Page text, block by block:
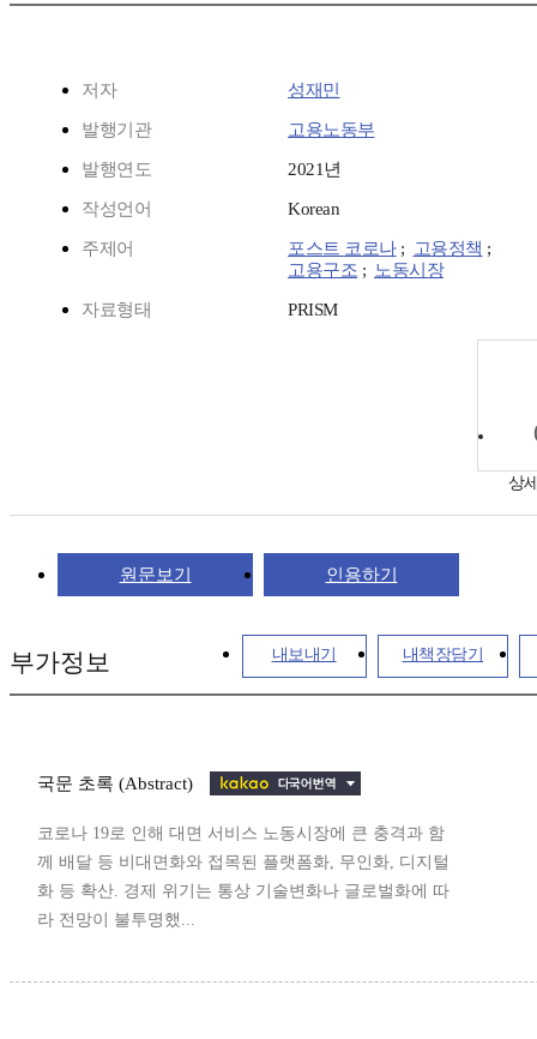
저자 성재민
발행기관 고용노동부
발행연도 2021년
작성언어 Korean
주제어 포스트 코로나; 고용정책 ;
고용구조 ; 노동시장
자료형태 PRISM
상
원문보기 인용하기
내보내기 내책장담기
부가정보
국문 초록 (Abstract)
코로나 19로 인해 대면 서비스 노동시장에 큰 충격과 함
께 배달 등 비대면화와 접목된 플랫폼화, 무인화, 디지털
화 등 확산. 경제 위기는 통상 기술변화나 글로벌화에 따
라 전망이 불투명했...